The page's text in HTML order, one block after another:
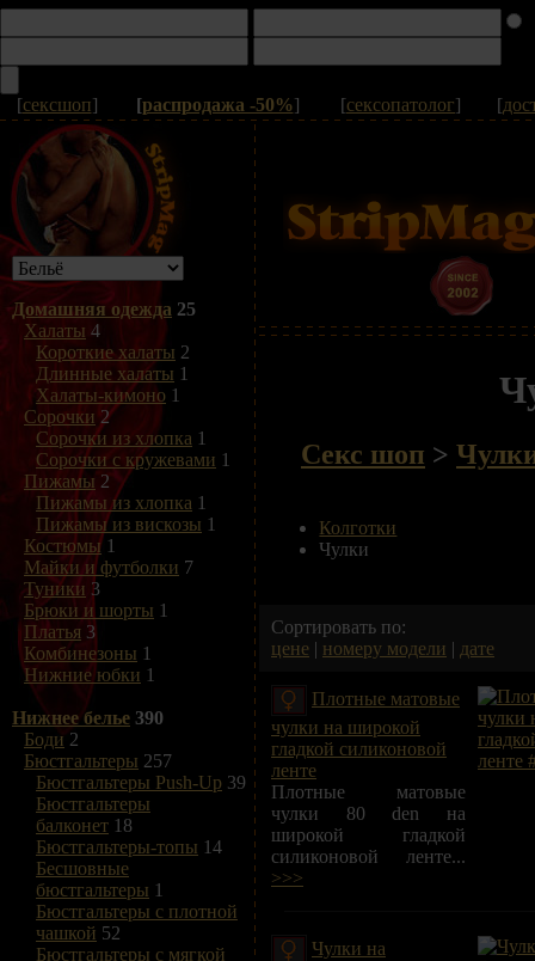
[сексшоп] [распродажа -50%] [сексопатолог] [
Домашняя одежда 25
Халаты 4
Короткие халаты 2
Длинные халаты 1
Халаты-кимоно 1
Сорочки 2
Сорочки из хлопка 1
Сорочки с кружевами 1
Пижамы 2
Пижамы из хлопка 1
Пижамы из вискозы 1
Костюмы1
Майки и футболки 7
Туники 3
Брюки и шорты 1
Платья 3
Комбинезоны 1
Нижние юбки 1
Нижнее белье 390
Боди 2
Бюстгальтеры 257
Бюстгальтеры Push-Up 39
Бюстгальтеры
балконет 18
Бюстгальтеры-топы 14
Бесшовные
бюстгальтеры 1
Бюстгальтеры с плотной
чашкой 52
Бюстгальтеры с мягкой
Секс шоп >
Колготки
Чулки
Сортировать по:
цене | номеру модели | дате
Плотные матовые
чулки на широкой
гладкой силиконовой
ленте
Плотные матовые
чулки 80 den на
широкой гладкой
силиконовой ленте...
>>>
Чулки на